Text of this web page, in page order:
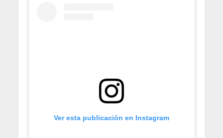
Ver esta publicación en Instagram